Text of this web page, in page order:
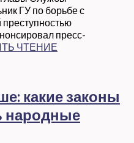
ГУ по борьбе с
преступностью
пресс-
ЧТЕНИЕ
какие законы
народные